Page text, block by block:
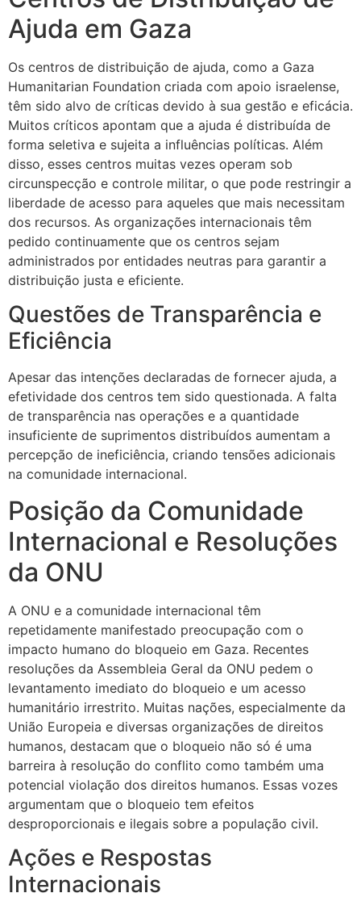
Ajuda em Gaza
Os centros de distribuição de ajuda, como a Gaza
Humanitarian Foundation criada com apoio israelense,
têm sido alvo de críticas devido à sua gestão e eficácia.
Muitos críticos apontam que a ajuda é distribuída de
forma seletiva e sujeita a influências políticas. Além
disso, esses centros muitas vezes operam sob
circunspecção e controle militar, o que pode restringir a
liberdade de acesso para aqueles que mais necessitam
dos recursos. As organizações internacionais têm
pedido continuamente que os centros sejam
administrados por entidades neutras para garantir a
distribuição justa e eficiente.
Questões de Transparência e
Eficiência
Apesar das intenções declaradas de fornecer ajuda, a
efetividade dos centros tem sido questionada. A falta
de transparência nas operações e a quantidade
insuficiente de suprimentos distribuídos aumentam a
percepção de ineficiência, criando tensões adicionais
na comunidade internacional.
Posição da Comunidade
Internacional e Resoluções
da ONU
A ONU e a comunidade internacional têm
repetidamente manifestado preocupação com o
impacto humano do bloqueio em Gaza. Recentes
resoluções da Assembleia Geral da ONU pedem o
levantamento imediato do bloqueio e um acesso
humanitário irrestrito. Muitas nações, especialmente da
União Europeia e diversas organizações de direitos
humanos, destacam que o bloqueio não só é uma
barreira à resolução do conflito como também uma
potencial violação dos direitos humanos. Essas vozes
argumentam que o bloqueio tem efeitos
desproporcionais e ilegais sobre a população civil.
Ações e Respostas
Internacionais